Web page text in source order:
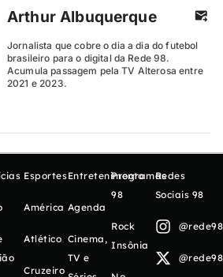
Arthur Albuquerque
Jornalista que cobre o dia a dia do futebol
brasileiro para o digital da Rede 98.
Acumula passagem pela TV Alterosa entre
2021 e 2023.
Esportes
América
Atlético
Cruzeiro
Entretenimento
Agenda
Cinema,
TV e
Programas
98
Rock
Insônia
Redes
Sociais 98